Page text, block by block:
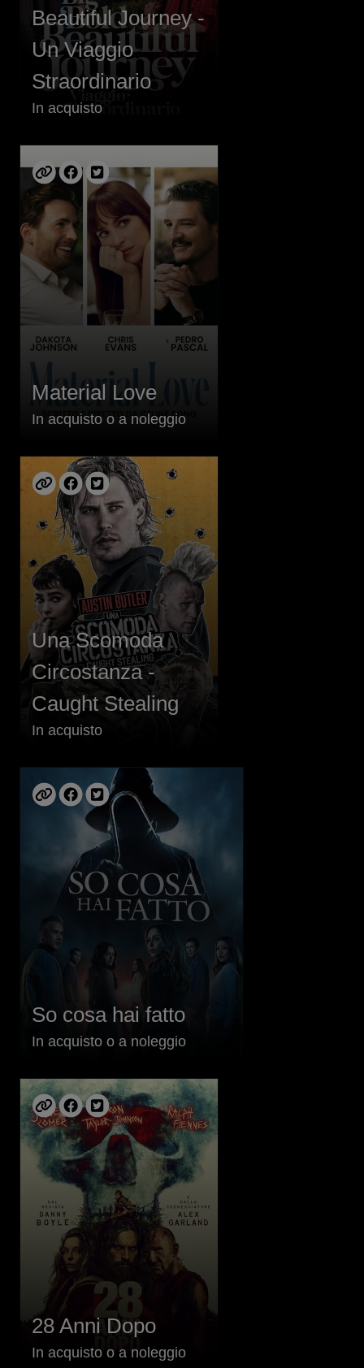
Beautiful Journey -
Un Viaggio
Straordinario
In acquisto
Material Love
In acquisto o a noleggio
Una Scomoda
Circostanza -
Caught Stealing
In acquisto
So cosa hai fatto
In acquisto o a noleggio
28 Anni Dopo
In acquisto o a noleggio